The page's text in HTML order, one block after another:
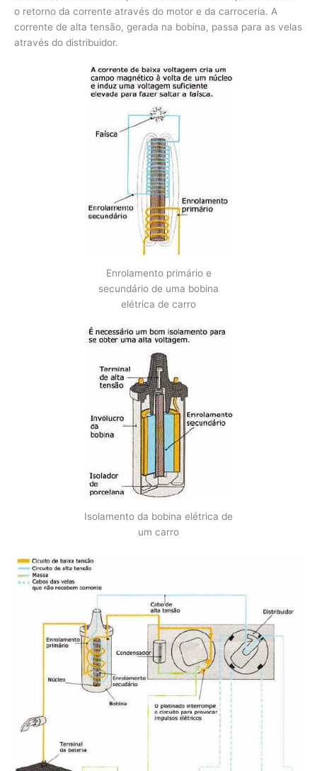
o retorno da corrente através do motor e da carroceria. A
corrente de alta tensão, gerada na bobina, passa para as velas
através do distribuidor.
Enrolamento primário e
secundário de uma bobina
elétrica de carro
Isolamento da bobina elétrica de
um carro